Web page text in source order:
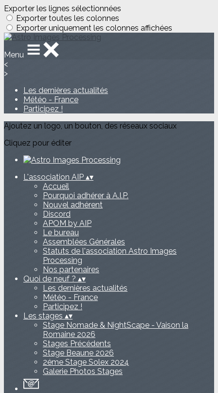
Exporter les lignes sélectionnées
Exporter toutes les colonnes
Exporter uniquement les colonnes affichées
Menu
<
>
Les dernières actualités
Météo - France
Participez !
Ajoutez un logo, un bouton, des réseaux sociaux
Cliquez pour éditer
L'association AIP ▴▾
Accueil
Pourquoi adhérer à A.I.P.
Nouvel adhérent
Discord
APOM by AIP
Le bureau
Assemblées Générales
Statuts de l'association Astro Images
Processing
Nos partenaires
Quoi de neuf ? ▴▾
Les dernières actualités
Météo - France
Participez !
Les stages ▴▾
Stage Nomade & NightScape - Vaison la
Romaine 2026
Stages Précédents
Stage Beaune 2026
2éme Stage Solex 2024
Galerie Photos Stages